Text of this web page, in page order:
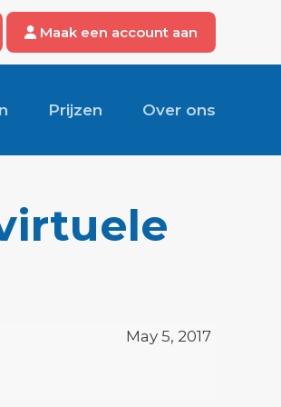
Maak een account aan
Prijzen Over ons
May 5, 2017